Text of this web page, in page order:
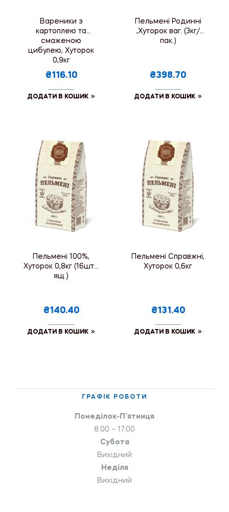
Вареники з
картоплею та
смаженою
цибулею, Хуторок
0,9кг
₴116.10
ДОДАТИ В КОШИК
Пельмені Родинні
,Хуторок ваг. (3кг/
пак.)
₴398.70
ДОДАТИ В КОШИК
Пельмені 100%,
Хуторок 0,8кг (16шт./
ящ.)
₴140.40
ДОДАТИ В КОШИК
Пельмені Справжні,
Хуторок 0,6кг
₴131.40
ДОДАТИ В КОШИК
ГРАФІК РОБОТИ
Понеділок-П’ятниця
8.00 – 17.00
Субота
Вихідний
Неділя
Вихідний